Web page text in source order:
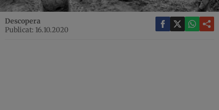
Descopera
Publicat: 16.10.2020